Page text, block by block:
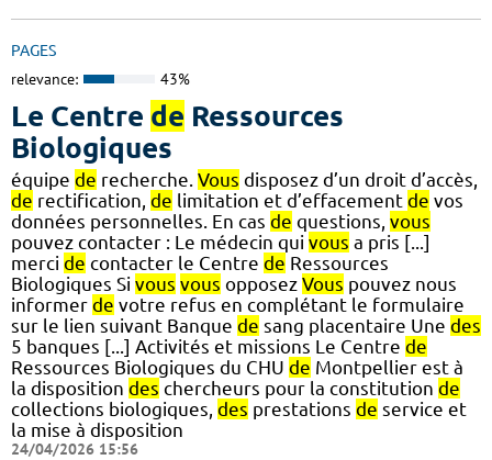
PAGES
relevance: 43%
Le Centre de Ressources
Biologiques
équipe de recherche. Vous disposez d’un droit d’accès,
de rectification, de limitation et d’effacement de vos
données personnelles. En cas de questions, vous
pouvez contacter : Le médecin qui vous a pris [...]
merci de contacter le Centre de Ressources
Biologiques Si vous vous opposez Vous pouvez nous
informer de votre refus en complétant le formulaire
sur le lien suivant Banque de sang placentaire Une des
5 banques [...] Activités et missions Le Centre de
Ressources Biologiques du CHU de Montpellier est à
la disposition des chercheurs pour la constitution de
collections biologiques, des prestations de service et
la mise à disposition
24/04/2026 15:56